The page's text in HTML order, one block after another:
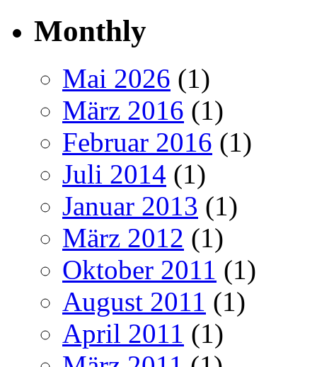
Monthly
Mai 2026 (1)
März 2016 (1)
Februar 2016 (1)
Juli 2014 (1)
Januar 2013 (1)
März 2012 (1)
Oktober 2011 (1)
August 2011 (1)
April 2011 (1)